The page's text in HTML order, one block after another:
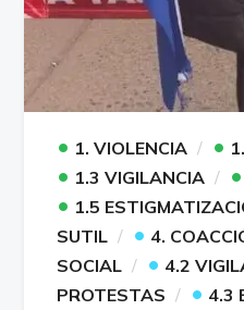
• 1. VIOLENCIA •
• 1.3 VIGILANCIA •
• 1.5
SUTIL
• 4.
SOCIAL
• 4.2
PROTESTAS
• 4.3